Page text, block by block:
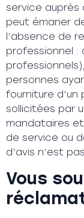
service auprès
peut émaner
l’absence de
professionnel :
personnes
fourniture
sollicitées par
mandataires
de service ou
d’avis n’est
Vous